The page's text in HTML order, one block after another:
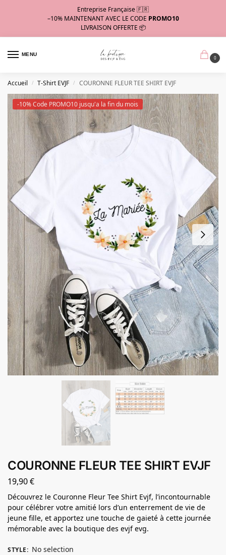
Entreprise Française 🇫🇷
–10% MAINTENANT AVEC LE CODE PROMO10
LIVRAISON OFFERTE 📦
MENU
0
Accueil / T-Shirt EVJF / COURONNE FLEUR TEE SHIRT EVJF
-10% Code PROMO10 jusqu'a la fin du mois
COURONNE FLEUR TEE SHIRT EVJF
19,90€
Découvrez le Couronne Fleur Tee Shirt Evjf, l’incontournable
pour célébrer votre amitié lors d’un enterrement de vie de
jeune fille, et apportez une touche de gaieté à cette journée
mémorable avec la boutique des evjf evg.
STYLE: No selection